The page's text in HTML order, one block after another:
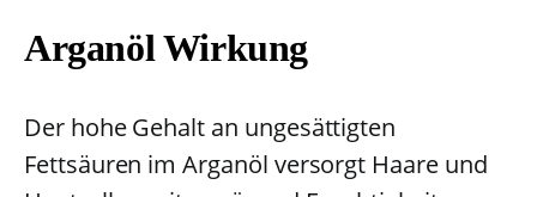
Arganöl Wirkung
Der hohe Gehalt an ungesättigten
Fettsäuren im Arganöl versorgt Haare und